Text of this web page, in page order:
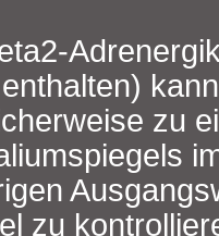
zu
zu